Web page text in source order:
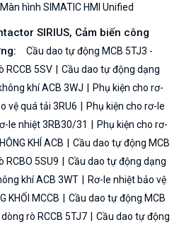
Màn hình SIMATIC HMI Unified
SIRIUS, Cảm biến công
Cầu dao tự động MCB 5TJ3 -
RCCB 5SV
Cầu dao tự động dạng
khí ACB 3WJ
Phụ kiện cho rơ-
vệ quá tải 3RU6
Phụ kiện cho rơ-le
le nhiệt 3RB30/31
Phụ kiện cho rơ-
KHÍ ACB
Cầu dao tự động MCB
RCBO 5SU9
Cầu dao tự động dạng
khí ACB 3WT
Rơ-le nhiệt bảo vệ
KHỐI MCCB
Cầu dao tự động MCB
rò RCCB 5TJ7
Cầu dao tự động